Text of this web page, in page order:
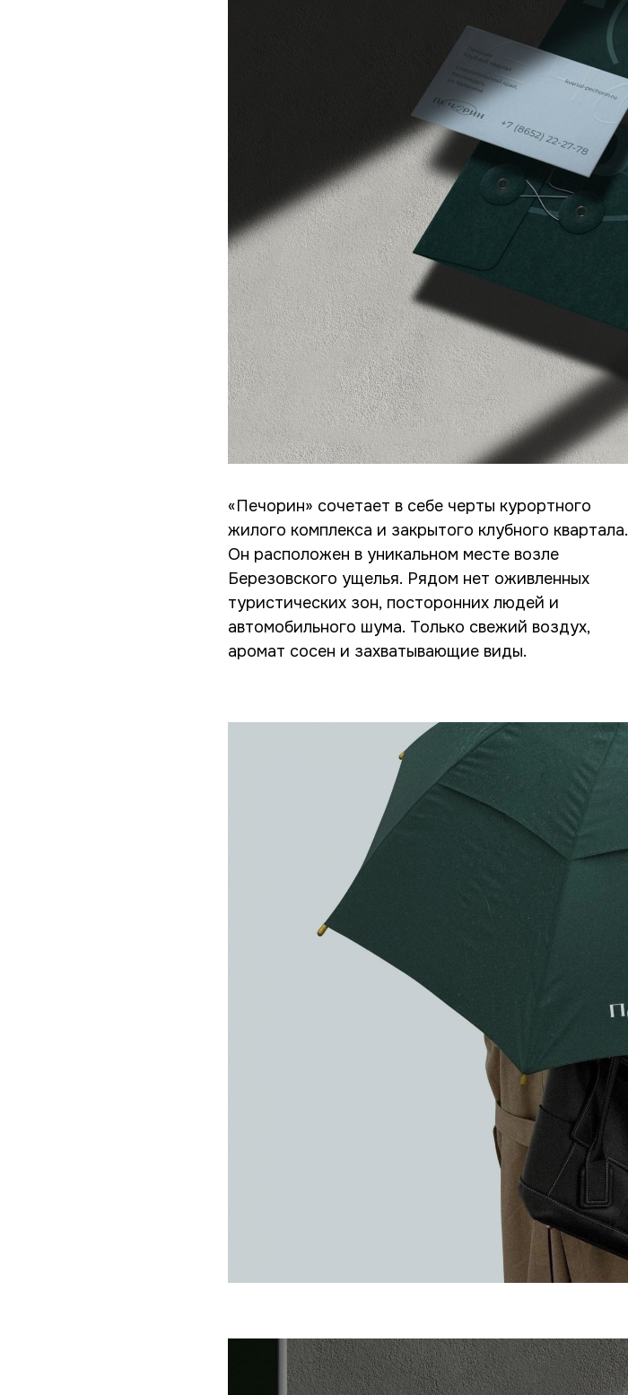
«Печорин» сочетает в себе черты курортного
жилого комплекса и закрытого клубного квартала.
Он расположен в уникальном месте возле
Березовского ущелья. Рядом нет оживленных
туристических зон, посторонних людей и
автомобильного шума. Только свежий воздух,
аромат сосен и захватывающие виды.